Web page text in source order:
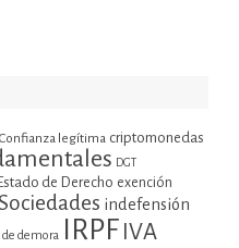
Confianza legítima criptomonedas
DGT
Estado de Derecho exención
indefensión
de demora IRPF IVA